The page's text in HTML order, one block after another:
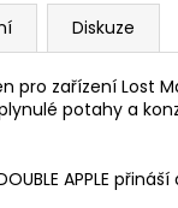
Diskuze
pro zařízení Lost
potahy a
APPLE